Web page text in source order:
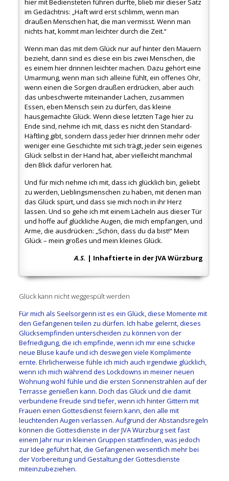
hier mit Bediensteten führen durfte, blieb mir dieser Satz
im Gedächtnis: „Haft wird erst schlimm, wenn man
draußen Menschen hat, die man vermisst. Wenn man
nichts hat, kommt man leichter durch die Zeit.“
Wenn man das mit dem Glück nur auf hinter den Mauern
bezieht, dann sind es diese ein bis zwei Menschen, die
es einem hier drinnen leichter machen. Dazu gehört eine
Umarmung, wenn man sich alleine fühlt, ein offenes Ohr,
wenn einen die Sorgen draußen erdrücken, aber auch
das unbeschwerte miteinander Lachen, zusammen
Essen, eben Mensch sein zu dürfen, das kleine
hausgemachte Glück. Wenn diese letzten Tage hier zu
Ende sind, nehme ich mit, dass es nicht den Standard-
Häftling gibt, sondern dass jeder hier drinnen mehr oder
weniger eine Geschichte mit sich trägt, jeder sein eigenes
Glück selbst in der Hand hat, aber vielleicht manchmal
den Blick dafür verloren hat.
Und für mich nehme ich mit, dass ich glücklich bin, geliebt
zu werden, Lieblingsmenschen zu haben, mit denen man
das Glück spürt, und dass sie mich noch in ihr Herz
lassen. Und so gehe ich mit einem Lächeln aus dieser Tür
und hoffe auf glückliche Augen, die mich empfangen, und
Arme, die ausdrücken: „Schön, dass du da bist!“ Mein
Glück – mein großes und mein kleines Glück.
A.S. | Inhaftierte in der JVA Würzburg
Glück kann nicht weggespült werden
Für mich als Seelsorgerin ist es ein Glück, diese Momente mit
den Gefangenen teilen zu dürfen. Ich habe gelernt, dieses
Glücksempfinden unterscheiden zu können von der
Befriedigung, die ich empfinde, wenn ich mir eine schicke
neue Bluse kaufe und ich deswegen viele Komplimente
ernte. Ehrlicherweise fühle ich mich auch irgendwie glücklich,
wenn ich mich während des Lockdowns in meiner neuen
Wohnung wohl fühle und die ersten Sonnenstrahlen auf der
Terrasse genießen kann. Doch das Glück und die damit
verbundene Freude sind tiefer, wenn ich hinter Gittern mit
Frauen einen Gottesdienst feiern kann, den alle mit
leuchtenden Augen verlassen. Aufgrund der Abstandsregeln
können die Gottesdienste in der JVA Würzburg seit fast
einem Jahr nur in kleinen Gruppen stattfinden, was jedoch
zur Idee geführt hat, die Gefangenen wesentlich mehr bei
der Vorbereitung und Gestaltung der Gottesdienste
miteinzubeziehen.